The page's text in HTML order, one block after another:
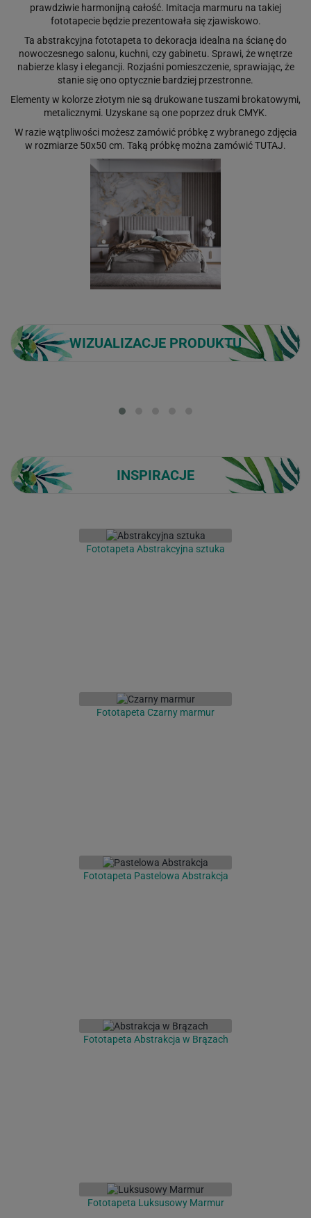
prawdziwie harmonijną całość. Imitacja marmuru na takiej
fototapecie będzie prezentowała się zjawiskowo.
Ta abstrakcyjna fototapeta to dekoracja idealna na ścianę do
nowoczesnego salonu, kuchni, czy gabinetu. Sprawi, że wnętrze
nabierze klasy i elegancji. Rozjaśni pomieszczenie, sprawiając, że
stanie się ono optycznie bardziej przestronne.
Elementy w kolorze złotym nie są drukowane tuszami brokatowymi,
metalicznymi. Uzyskane są one poprzez druk CMYK.
W razie wątpliwości możesz zamówić próbkę z wybranego zdjęcia
w rozmiarze 50x50 cm. Taką próbkę można zamówićTUTAJ.
WIZUALIZACJE PRODUKTU
INSPIRACJE
Fototapeta Abstrakcyjna sztuka
Fototapeta Czarny marmur
Fototapeta Pastelowa Abstrakcja
Fototapeta Abstrakcja w Brązach
Fototapeta Luksusowy Marmur